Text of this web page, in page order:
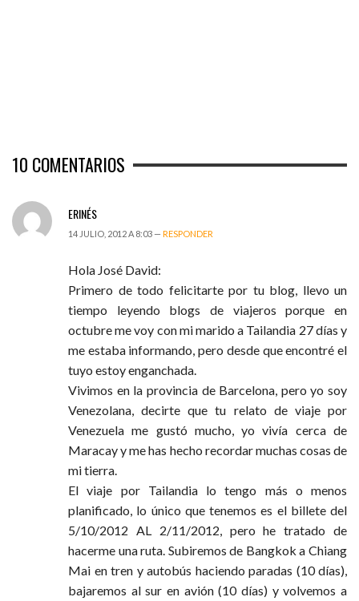
10 COMENTARIOS
ERINÉS
14 JULIO, 2012 A 8:03 — RESPONDER
Hola José David:
Primero de todo felicitarte por tu blog, llevo un
tiempo leyendo blogs de viajeros porque en
octubre me voy con mi marido a Tailandia 27 días y
me estaba informando, pero desde que encontré el
tuyo estoy enganchada.
Vivimos en la provincia de Barcelona, pero yo soy
Venezolana, decirte que tu relato de viaje por
Venezuela me gustó mucho, yo vivía cerca de
Maracay y me has hecho recordar muchas cosas de
mi tierra.
El viaje por Tailandia lo tengo más o menos
planificado, lo único que tenemos es el billete del
5/10/2012 AL 2/11/2012, pero he tratado de
hacerme una ruta. Subiremos de Bangkok a Chiang
Mai en tren y autobús haciendo paradas (10 días),
bajaremos al sur en avión (10 días) y volvemos a